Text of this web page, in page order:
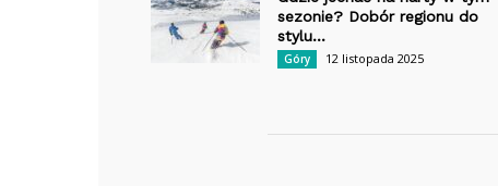
sezonie? Dobór regionu do
stylu...
Góry 12 listopada 2025